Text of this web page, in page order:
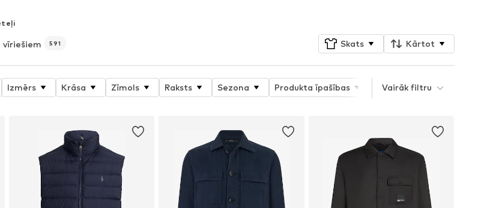
vīriešiem 591 Skats Kārtot
Izmērs Krāsa Zīmols Raksts Sezona Produkta īpašības Materiāls Īpaši izmēri
Vairāk filtru